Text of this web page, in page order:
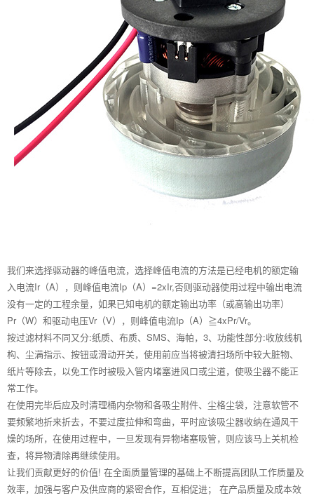
我们来选择驱动器的峰值电流，选择峰值电流的方法是已经电机的额定输
入电流Ir（A），则峰值电流Ip（A）=2xIr,否则驱动器使用过程中输出电流
没有一定的工程余量，如果已知电机的额定输出功率（或高输出功率）
Pr（W）和驱动电压Vr（V），则峰值电流Ip（A）≧4xPr/Vr。
按过滤材料不同又分:纸质、布质、SMS、海帕，3、功能性部分:收放线机
构、尘满指示、按钮或滑动开关，使用前应当将被清扫场所中较大脏物、
纸片等除去，以免工作时被吸入管内堵塞进风口或尘道，使吸尘器不能正
常工作。
在使用完毕后应及时清理桶内杂物和各吸尘附件、尘格尘袋，注意软管不
要频繁地折来折去，不要过度拉伸和弯曲，平时应该吸尘器收纳在通风干
燥的场所，在使用过程中，一旦发现有异物堵塞吸管，则应该马上关机检
查，将异物清除再继续使用。
让我们贡献更好的价值! 在全面质量管理的基础上不断提高团队工作质量及
效率，加强与客户及供应商的紧密合作，互相促进； 在产品质量及成本效